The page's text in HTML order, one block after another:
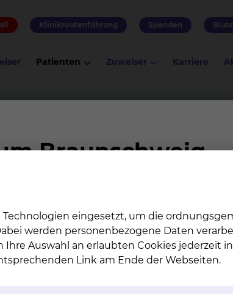
Klinikroutenführung Spenden
Patienten Zuweiser Karriere
Dr. Ralf Dieckhoff
eingesetzt, um die
werden personenbezogene Daten
Auswahl an erlaubten Cookies jederzeit
Link am Ende der Webseiten.